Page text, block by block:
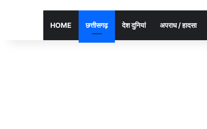
HOME छत्तीसगढ़ देश दुनियां अपराध / हादसा